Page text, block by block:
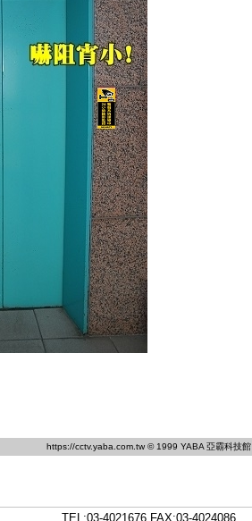
https://cctv.yaba.com.tw © 1999 YABA 亞霸科技館
TEL:03-4021676FAX:03-4024086